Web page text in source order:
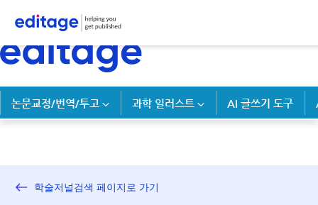
논문교정/번역/투고 과학 일러스트 AI 글쓰기 도구
학술저널검색 페이지로 가기